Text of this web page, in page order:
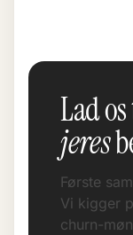
Lad
jeres
Første
Vi kigger
churn-